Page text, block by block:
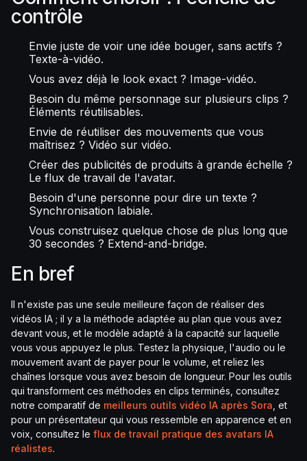
contrôle
Envie juste de voir une idée bouger, sans actifs ?
Texte-à-vidéo.
Vous avez déjà le look exact ? Image-vidéo.
Besoin du même personnage sur plusieurs clips ?
Éléments réutilisables.
Envie de réutiliser des mouvements que vous
maîtrisez ? Vidéo sur vidéo.
Créer des publicités de produits à grande échelle ?
Le flux de travail de l'avatar.
Besoin d'une personne pour dire un texte ?
Synchronisation labiale.
Vous construisez quelque chose de plus long que
30 secondes ? Extend-and-bridge.
En bref
Il n'existe pas une seule meilleure façon de réaliser des
vidéos IA ; il y a la méthode adaptée au plan que vous avez
devant vous, et le modèle adapté à la capacité sur laquelle
vous vous appuyez le plus. Testez la physique, l'audio ou le
mouvement avant de payer pour le volume, et reliez les
chaînes lorsque vous avez besoin de longueur. Pour les outils
qui transforment ces méthodes en clips terminés, consultez
notre comparatif de meilleurs outils vidéo IA après Sora , et
pour un présentateur qui vous ressemble en apparence et en
voix, consultez le flux de travail pratique des avatars IA
réalistes.